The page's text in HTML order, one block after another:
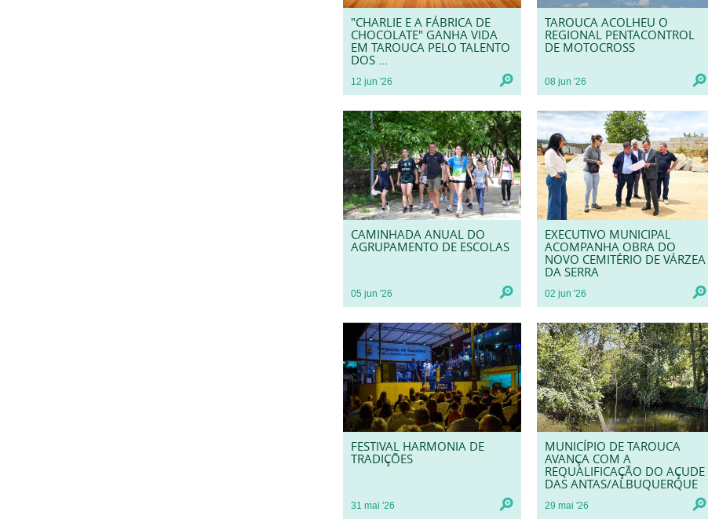
"CHARLIE E A FÁBRICA DE
CHOCOLATE" GANHA VIDA
EM TAROUCA PELO TALENTO
DOS ...
12 jun '26
TAROUCA ACOLHEU O
REGIONAL PENTACONTROL
DE MOTOCROSS
08 jun '26
CAMINHADA ANUAL DO
AGRUPAMENTO DE ESCOLAS
05 jun '26
EXECUTIVO MUNICIPAL
ACOMPANHA OBRA DO
NOVO CEMITÉRIO DE VÁRZEA
DA SERRA
02 jun '26
FESTIVAL HARMONIA DE
TRADIÇÕES
31 mai '26
MUNICÍPIO DE TAROUCA
AVANÇA COM A
REQUALIFICAÇÃO DO AÇUDE
DAS ANTAS/ALBUQUERQUE
29 mai '26